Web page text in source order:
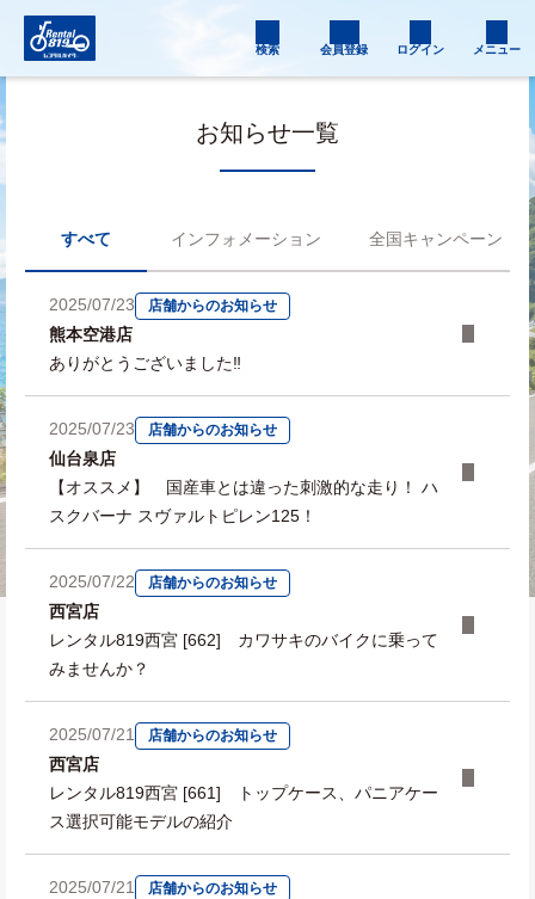
検索 会員登録 ログイン メニュー
お知らせ一覧
すべて インフォメーション 全国キャンペーン
2025/07/23 店舗からのお知らせ
熊本空港店
ありがとうございました‼
2025/07/23 店舗からのお知らせ
仙台泉店
【オススメ】 国産車とは違った刺激的な走り！ ハ
スクバーナ スヴァルトピレン125！
2025/07/22 店舗からのお知らせ
西宮店
レンタル819西宮 [662] カワサキのバイクに乗って
みませんか？
2025/07/21 店舗からのお知らせ
西宮店
レンタル819西宮 [661] トップケース、パニアケー
ス選択可能モデルの紹介
2025/07/21 店舗からのお知らせ